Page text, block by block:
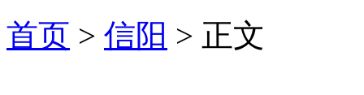
首页 > 信阳 > 正文